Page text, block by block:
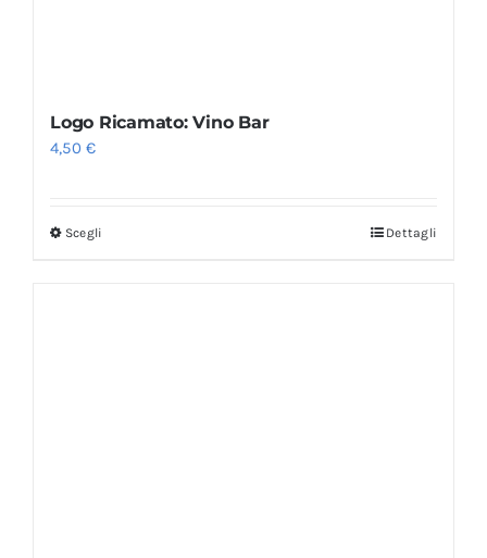
Logo Ricamato: Vino Bar
4,50€
Scegli Dettagli